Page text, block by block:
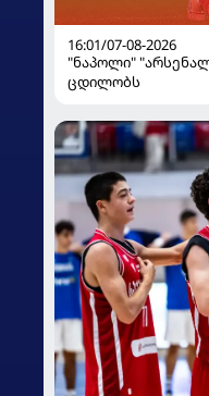
16:01/07-08-2026
"ნაპოლი"
ცდილობს